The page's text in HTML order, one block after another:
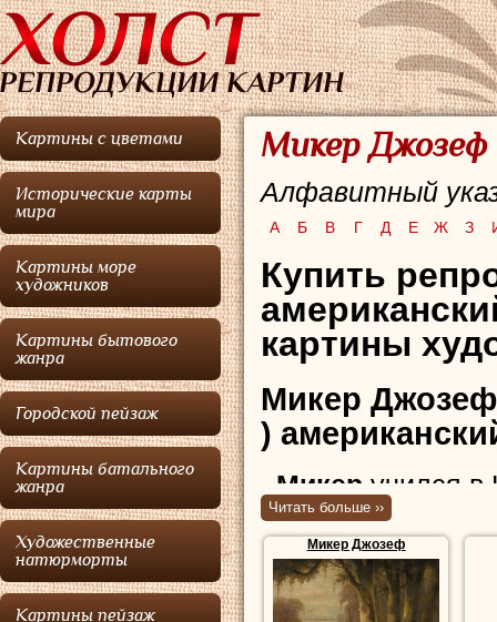
Картины с цветами
Исторические карты
мира
Картины море
художников
Картины бытового
жанра
Городской пейзаж
Картины батального
жанра
Художественные
натюрморты
Картины пейзаж
Микер Джозеф
Алфавитный
А Б В Г Д Е Ж З
Купить
картины
Микер Джозеф
)
Микер учился в
годах, и
в 1849-50 годах,
Бостона в 1877
Читать больше ››
Микер Джозеф